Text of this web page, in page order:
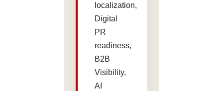
localization,
Digital
PR
readiness,
B2B
Visibility,
AI